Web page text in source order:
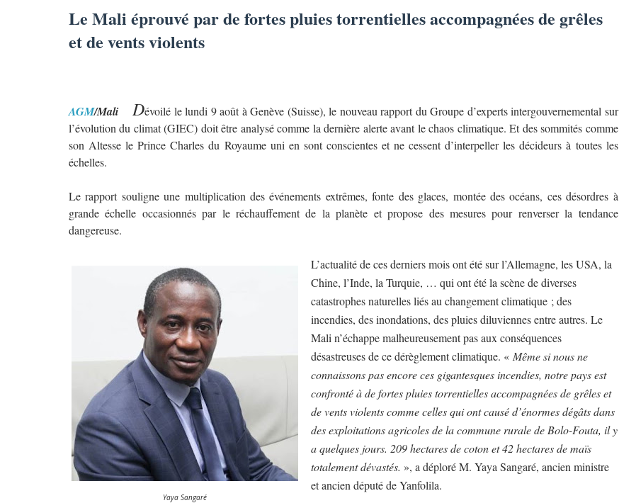
Le Mali éprouvé par de fortes pluies torrentielles accompagnées de grêles
et de vents violents
AGM/Mali Dévoilé le lundi 9 août à Genève (Suisse), le nouveau rapport du Groupe d’experts intergouvernemental sur
l’évolution du climat (GIEC) doit être analysé comme la dernière alerte avant le chaos climatique. Et des sommités comme
son Altesse le Prince Charles du Royaume uni en sont conscientes et ne cessent d’interpeller les décideurs à toutes les
échelles.
Le rapport souligne une multiplication des événements extrêmes, fonte des glaces, montée des océans, ces désordres à
grande échelle occasionnés par le réchauffement de la planète et propose des mesures pour renverser la tendance
dangereuse.
Yaya Sangaré
L’actualité de ces derniers mois ont été sur l’Allemagne, les USA, la
Chine, l’Inde, la Turquie, … qui ont été la scène de diverses
catastrophes naturelles liés au changement climatique ; des
incendies, des inondations, des pluies diluviennes entre autres. Le
Mali n’échappe malheureusement pas aux conséquences
désastreuses de ce dérèglement climatique. « Même si nous ne
connaissons pas encore ces gigantesques incendies, notre pays est
confronté à de fortes pluies torrentielles accompagnées de grêles et
de vents violents comme celles qui ont causé d’énormes dégâts dans
des exploitations agricoles de la commune rurale de Bolo-Fouta, il y
a quelques jours. 209 hectares de coton et 42 hectares de maïs
totalement dévastés. », a déploré M. Yaya Sangaré, ancien ministre
et ancien député de Yanfolila.